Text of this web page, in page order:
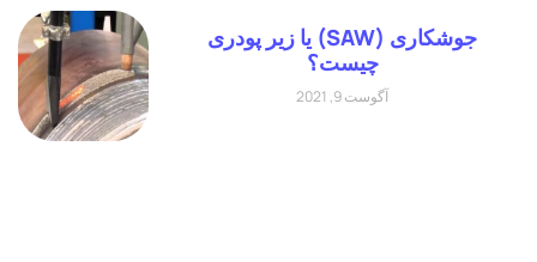
جوشکاری (SAW) یا زیر پودری
چیست؟
آگوست 9, 2021